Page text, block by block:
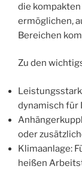
die kompakten
ermöglichen,
Bereichen
Zu den
dynamisch für
oder
Klimaanlage:
heißen